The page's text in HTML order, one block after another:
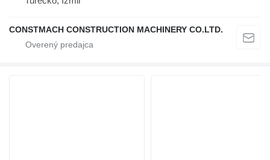
CONSTMACH CONSTRUCTION MACHINERY CO.LTD.